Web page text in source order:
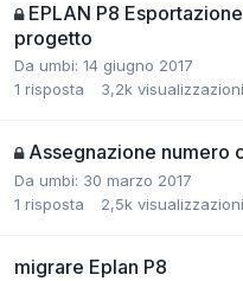
EPLAN P8
progetto
Da umbi: 14 giugno 2017
1 risposta 3,2k visualizzazioni
Assegnazione numero
Da umbi: 30 marzo 2017
1 risposta 2,5k visualizzazioni
migrare Eplan P8